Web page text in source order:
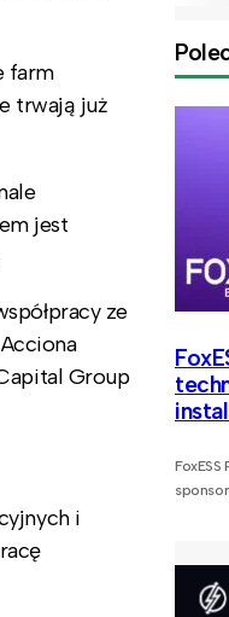
farm
trwają już
jest
ze
Group
i